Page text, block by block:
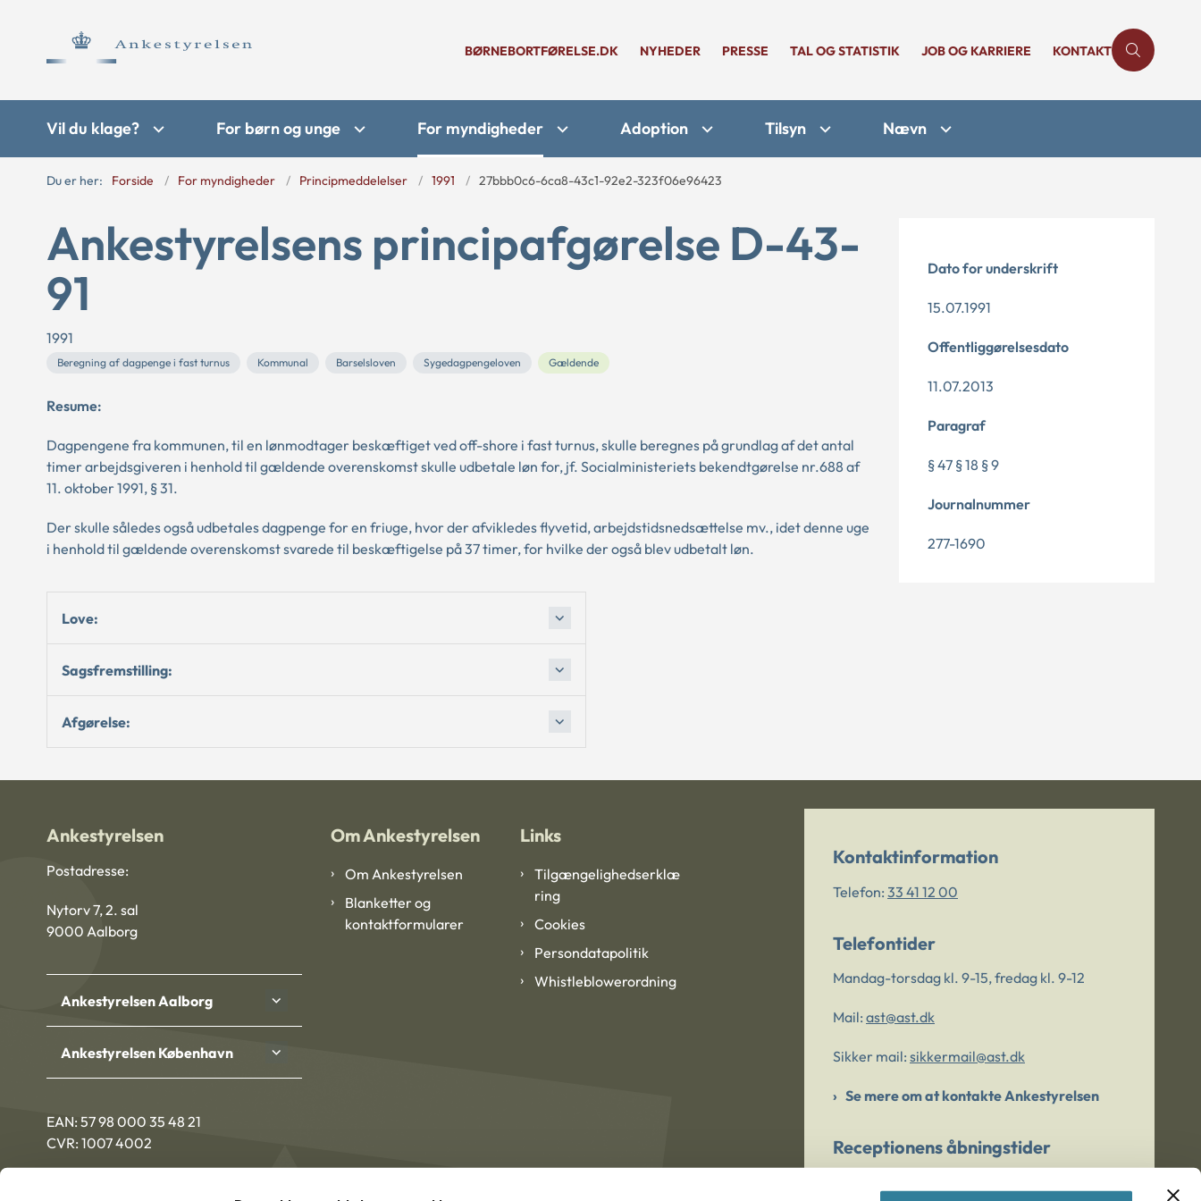
BØRNEBORTFØRELSE.DK NYHEDER PRESSE TAL OG STATISTIK JOB OG KARRIERE KONTAKT
Vil du klage? For børn og unge For myndigheder Adoption Tilsyn Nævn
Du er her: Forside For myndigheder Principmeddelelser 1991 27bbb0c6-6ca8-43c1-92e2-323f06e96423
Ankestyrelsens principafgørelse D-43-
91
1991
Beregning af dagpenge i fast turnus Kommunal Barselsloven Sygedagpengeloven Gældende
Resume:
Dagpengene fra kommunen, til en lønmodtager beskæftiget ved off-shore i fast turnus, skulle beregnes på grundlag af det antal
timer arbejdsgiveren i henhold til gældende overenskomst skulle udbetale løn for, jf. Socialministeriets bekendtgørelse nr.688 af
11. oktober 1991, § 31.
Der skulle således også udbetales dagpenge for en friuge, hvor der afvikledes flyvetid, arbejdstidsnedsættelse mv., idet denne uge
i henhold til gældende overenskomst svarede til beskæftigelse på 37 timer, for hvilke der også blev udbetalt løn.
Love:
Sagsfremstilling:
Afgørelse:
Dato for underskrift
15.07.1991
Offentliggørelsesdato
11.07.2013
Paragraf
§ 47 § 18 § 9
Journalnummer
277-1690
Ankestyrelsen
Postadresse:
Nytorv 7, 2. sal
9000 Aalborg
Ankestyrelsen Aalborg
Ankestyrelsen København
EAN: 57 98 000 35 48 21
CVR: 1007 4002
Om Ankestyrelsen
Om Ankestyrelsen
Blanketter og
kontaktformularer
Links
Tilgængelighedserklæ
ring
Cookies
Persondatapolitik
Whistleblowerordning
Kontaktinformation
Telefon: 33 41 12 00
Telefontider
Mandag-torsdag kl. 9-15, fredag kl. 9-12
Mail: ast@ast.dk
Sikker mail: sikkermail@ast.dk
Se mere om at kontakte Ankestyrelsen
Receptionens åbningstider